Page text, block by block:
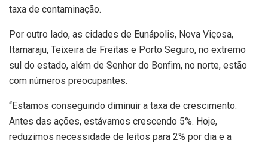
taxa de contaminação.
Por outro lado, as cidades de Eunápolis, Nova Viçosa,
Itamaraju, Teixeira de Freitas e Porto Seguro, no extremo
sul do estado, além de Senhor do Bonfim, no norte, estão
com números preocupantes.
“Estamos conseguindo diminuir a taxa de crescimento.
Antes das ações, estávamos crescendo 5%. Hoje,
reduzimos necessidade de leitos para 2% por dia e a